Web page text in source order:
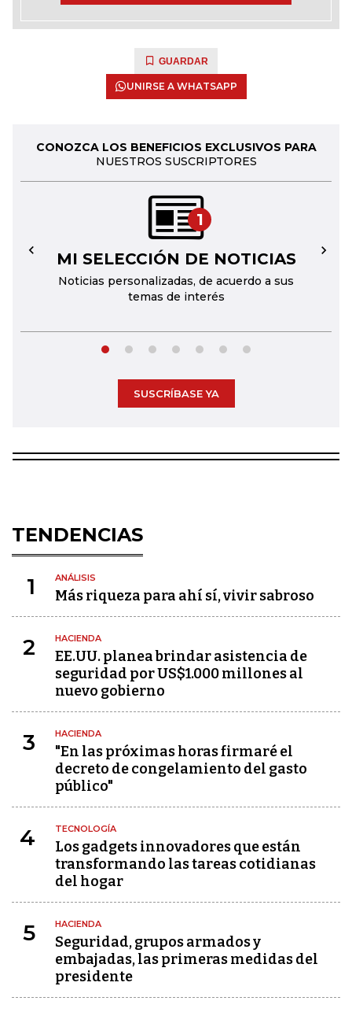
GUARDAR
UNIRSE A WHATSAPP
CONOZCA LOS BENEFICIOS EXCLUSIVOS PARA
NUESTROS SUSCRIPTORES
1
MI SELECCIÓN DE NOTICIAS
Noticias personalizadas, de acuerdo a sus
temas de interés
← →
SUSCRÍBASE YA
TENDENCIAS
1 ANÁLISIS
Más riqueza para ahí sí, vivir sabroso
2 HACIENDA
EE.UU. planea brindar asistencia de
seguridad por US$1.000 millones al
nuevo gobierno
3 HACIENDA
"En las próximas horas firmaré el
decreto de congelamiento del gasto
público"
4 TECNOLOGÍA
Los gadgets innovadores que están
transformando las tareas cotidianas
del hogar
5 HACIENDA
Seguridad, grupos armados y
embajadas, las primeras medidas del
presidente